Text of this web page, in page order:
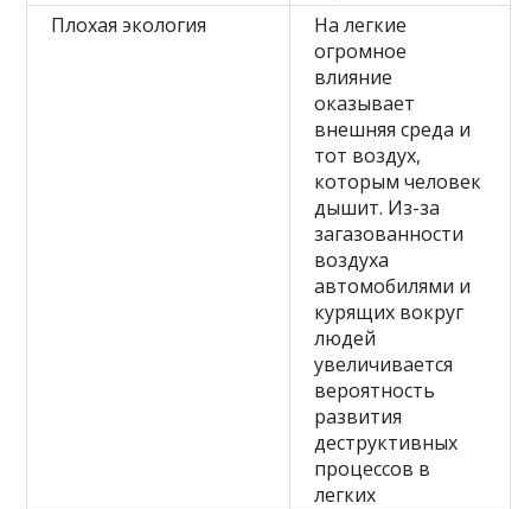
Плохая экология
На легкие
огромное
влияние
оказывает
внешняя среда и
тот воздух,
которым человек
дышит. Из-за
загазованности
воздуха
автомобилями и
курящих вокруг
людей
увеличивается
вероятность
развития
деструктивных
процессов в
легких